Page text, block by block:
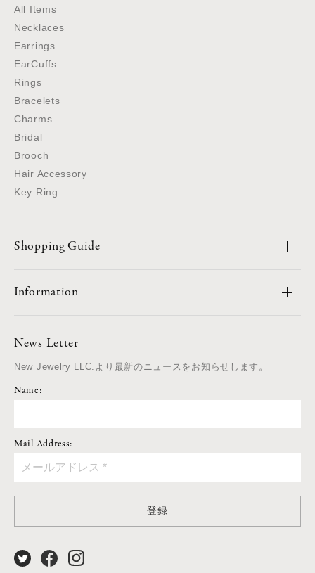
All Items
Necklaces
Earrings
EarCuffs
Rings
Bracelets
Charms
Bridal
Brooch
Hair Accessory
Key Ring
Shopping Guide
Information
News Letter
New Jewelry LLC.より最新のニュースをお知らせします。
Name:
Mail Address:
登録